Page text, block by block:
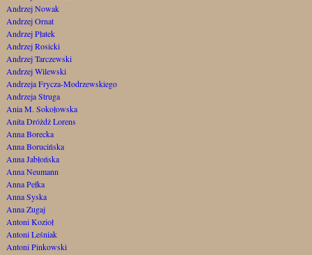
Andrzej Nowak
Andrzej Ornat
Andrzej Płatek
Andrzej Rosicki
Andrzej Tarczewski
Andrzej Wilewski
Andrzeja Frycza-Modrzewskiego
Andrzeja Struga
Ania M. Sokołowska
Anita Dróżdż Lorens
Anna Borecka
Anna Borucińska
Anna Jabłońska
Anna Neumann
Anna Pełka
Anna Syska
Anna Zugaj
Antoni Kozioł
Antoni Leśniak
Antoni Pinkowski